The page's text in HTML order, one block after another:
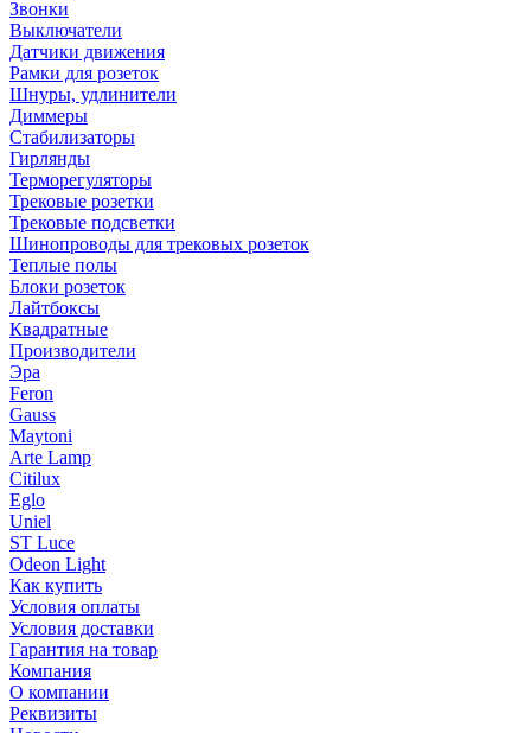
Звонки
Выключатели
Датчики движения
Рамки для розеток
Шнуры, удлинители
Диммеры
Стабилизаторы
Гирлянды
Терморегуляторы
Трековые розетки
Трековые подсветки
Шинопроводы для трековых розеток
Теплые полы
Блоки розеток
Лайтбоксы
Квадратные
Производители
Эра
Feron
Gauss
Maytoni
Arte Lamp
Citilux
Eglo
Uniel
ST Luce
Odeon Light
Как купить
Условия оплаты
Условия доставки
Гарантия на товар
Компания
О компании
Реквизиты